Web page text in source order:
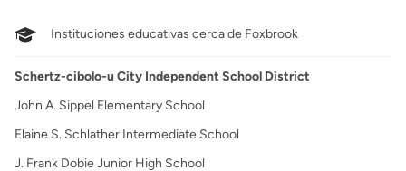
Instituciones educativas cerca de Foxbrook
Schertz-cibolo-u City Independent School District
John A. Sippel Elementary School
Elaine S. Schlather Intermediate School
J. Frank Dobie Junior High School